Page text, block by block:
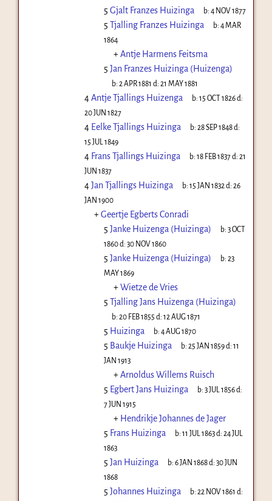
5 Gjalt Franzes Huizinga b:4 NOV 1877
5 Tjalling Franzes Huizinga b:4 MAR
1864
+Antje Harmens Feitsma
5 Jan Franzes Huizinga (Huizenga)
b:2 APR 1881 d:21 MAY 1881
4Antje Tjallings Huizenga b:15 OCT 1826d:
20 JUN 1827
4 Eelke Tjallings Huizinga b:28 SEP 1848d:
15 JUL 1849
4 Frans Tjallings Huizinga b:18 FEB 1837d:21
JUN 1837
4Jan Tjallings Huizinga b:15 JAN 1832 d:26
JAN 1900
+Geertje Egberts Conradi
5 Janke Huizenga (Huizinga) b:3 OCT
1860d: 30 NOV 1860
5 Janke Huizenga (Huizinga) b:23
MAY 1869
+Wietze de Vries
5 Tjalling Jans Huizenga (Huizinga)
b:20 FEB 1855 d:12 AUG 1871
5 Huizinga b:4 AUG 1870
5 Baukje Huizinga b:25 JAN 1859d:11
JAN 1913
+Arnoldus Willems Ruisch
5 Egbert Jans Huizinga b:3 JUL 1856d:
7 JUN 1915
+ Hendrikje Johannes de Jager
5 Frans Huizinga b:11 JUL 1863d:24 JUL
1863
5 Jan Huizinga b:6 JAN 1868d:30 JUN
1868
5 Johannes Huizinga b:22 NOV 1861 d: